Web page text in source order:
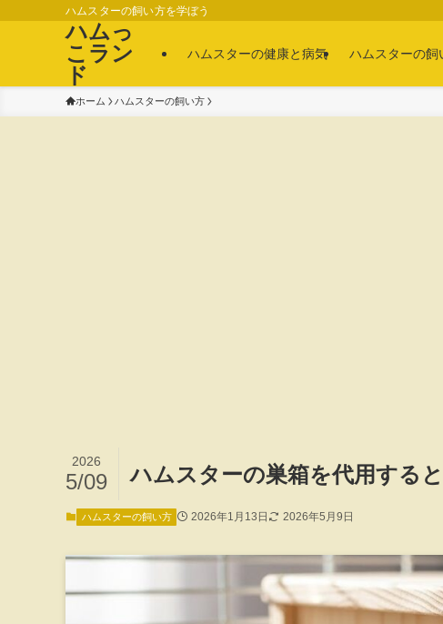
ハムスターの飼い方を学ぼう
ハムっ
こラン
ド
ハムスターの健康と病気 ハムスターの飼
ホーム ハムスターの飼い方
ハムスターの巣箱を代用する
2026
5/09
ハムスターの飼い方 2026年1月13日 2026年5月9日